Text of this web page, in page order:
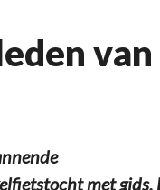
van
met gids.